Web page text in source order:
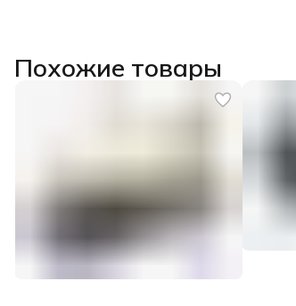
Похожие товары